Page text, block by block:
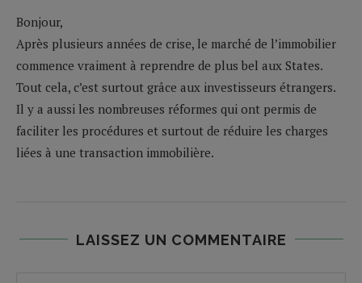
Bonjour,
Après plusieurs années de crise, le marché de l’immobilier
commence vraiment à reprendre de plus bel aux States.
Tout cela, c’est surtout grâce aux investisseurs étrangers.
Il y a aussi les nombreuses réformes qui ont permis de
faciliter les procédures et surtout de réduire les charges
liées à une transaction immobilière.
LAISSEZ UN COMMENTAIRE